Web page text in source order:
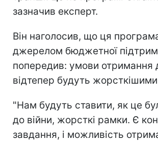
зазначив експерт.
Він наголосив, що ця
джерелом бюджетної
попередив: умови отримання
відтепер будуть
"Нам будуть ставити, як це
до війни, жорсткі рамки. Є
завдання, і можливість